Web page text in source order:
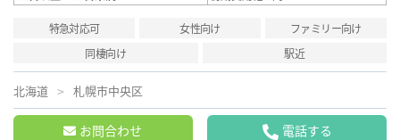
特急対応可 女性向け
ファミリー向け
同棲向け
駅近
北海道 札幌市中央区
お問合わせ 電話する